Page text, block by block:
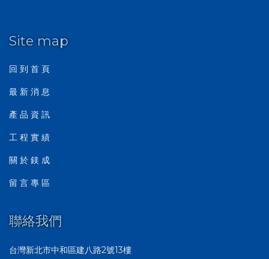
Site map
回 到 首 頁
最 新 消 息
產 品 資 訊
工 程 實 績
關 於 鎂 成
留 言 專 區
聯絡我們
台灣新北市中和區建八路2號13樓